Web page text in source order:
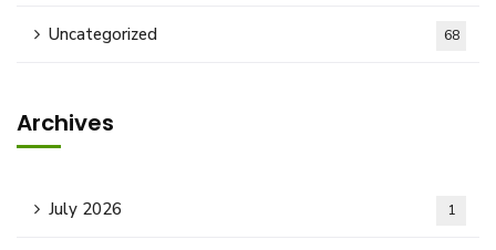
Uncategorized 68
Archives
July 2026 1